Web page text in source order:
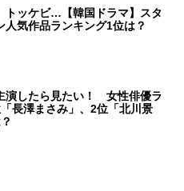
トッケビ…【韓国ドラマ】スタ
人気作品ランキング1位は？
演したら見たい！ 女性俳優ラ
長澤まさみ」、2位「北川景